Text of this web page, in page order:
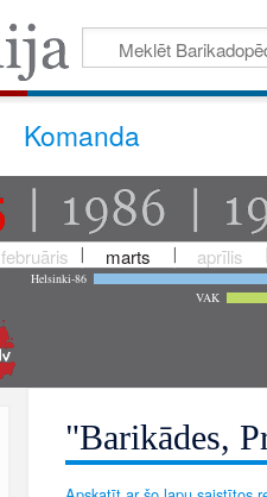
Komanda
februāris marts aprīlis
Helsinki-86
VAK
"Barikādes,